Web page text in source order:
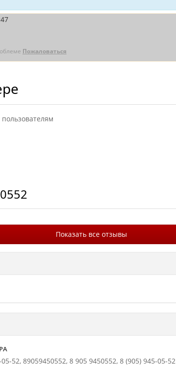
Пожаловаться
Показать все отзывы
52, 89059450552, 8 905 9450552, 8 (905) 945-05-52